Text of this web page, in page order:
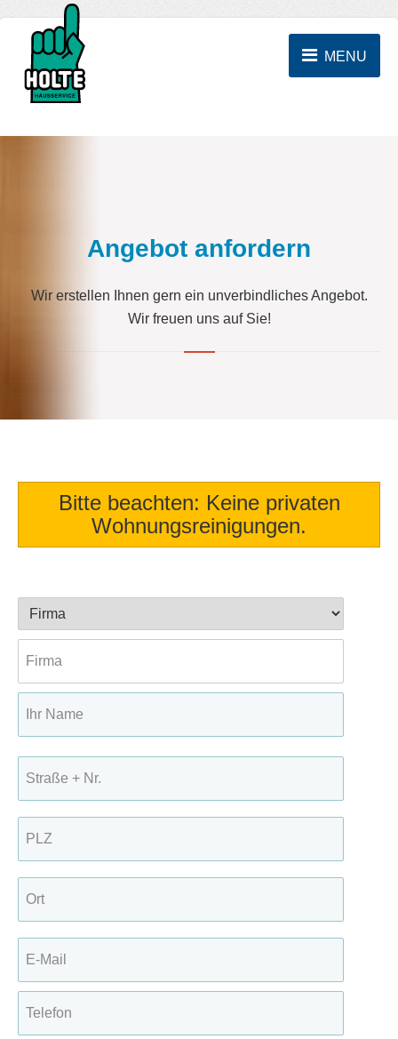
MENU
Angebot anfordern
Wir erstellen Ihnen gern ein unverbindliches Angebot.
Wir freuen uns auf Sie!
Bitte beachten: Keine privaten
Wohnungsreinigungen.